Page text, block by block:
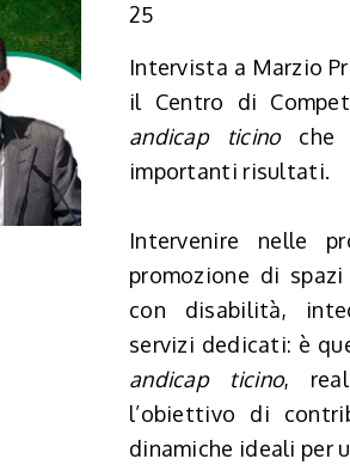
25
Intervista a Marzio
il Centro di
andicap ticinoche
importanti risultati.
Intervenire nelle
promozione di
con disabilità,
servizi dedicati: è
andicap ticino,
l’obiettivo di
dinamiche ideali per